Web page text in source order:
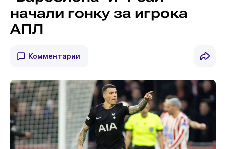
начали гонку за игрока
АПЛ
Комментарии